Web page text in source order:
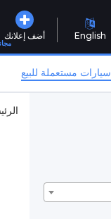
أضف إعلانك English
سيارات مستعملة للبيع